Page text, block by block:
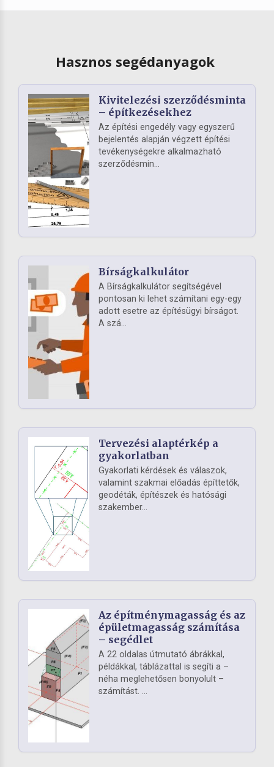
Hasznos segédanyagok
Kivitelezési szerződésminta
– építkezésekhez
Az építési engedély vagy egyszerű
bejelentés alapján végzett építési
tevékenységekre alkalmazható
szerződésmin...
Bírságkalkulátor
A Bírságkalkulátor segítségével
pontosan ki lehet számítani egy-egy
adott esetre az építésügyi bírságot.
A szá...
Tervezési alaptérkép a
gyakorlatban
Gyakorlati kérdések és válaszok,
valamint szakmai előadás építtetők,
geodéták, építészek és hatósági
szakember...
Az építménymagasság és az
épületmagasság számítása
– segédlet
A 22 oldalas útmutató ábrákkal,
példákkal, táblázattal is segíti a –
néha meglehetősen bonyolult –
számítást. ...